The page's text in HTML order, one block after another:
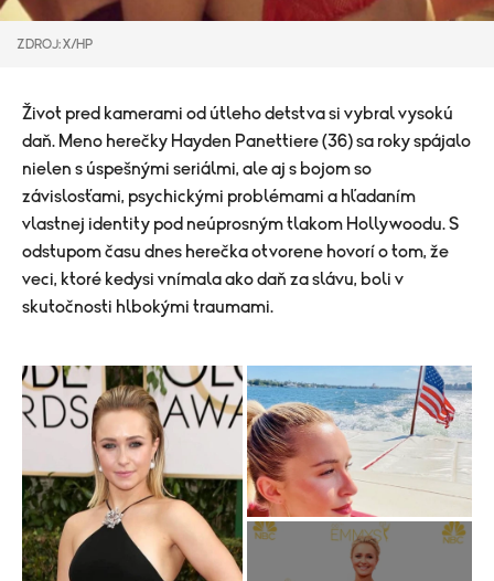
ZDROJ: X/HP
Život pred kamerami od útleho detstva si vybral vysokú
daň. Meno herečky Hayden Panettiere (36) sa roky spájalo
nielen s úspešnými seriálmi, ale aj s bojom so
závislosťami, psychickými problémami a hľadaním
vlastnej identity pod neúprosným tlakom Hollywoodu. S
odstupom času dnes herečka otvorene hovorí o tom, že
veci, ktoré kedysi vnímala ako daň za slávu, boli v
skutočnosti hlbokými traumami.